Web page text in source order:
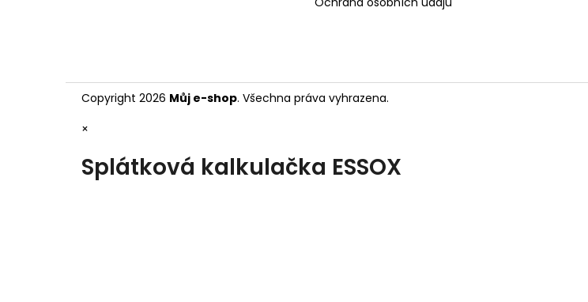
Copyright 2026 Můj e-shop. Všechna práva vyhrazena.
×
Splátková kalkulačka ESSOX